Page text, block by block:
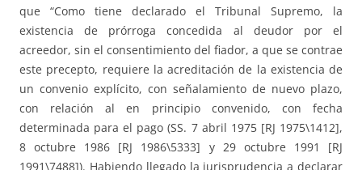
que “Como tiene declarado el Tribunal Supremo, la
existencia de prórroga concedida al deudor por el
acreedor, sin el consentimiento del fiador, a que se contrae
este precepto, requiere la acreditación de la existencia de
un convenio explícito, con señalamiento de nuevo plazo,
con relación al en principio convenido, con fecha
determinada para el pago (SS. 7 abril 1975 [RJ 1975\1412],
8 octubre 1986 [RJ 1986\5333] y 29 octubre 1991 [RJ
1991\7488]). Habiendo llegado la jurisprudencia a declarar